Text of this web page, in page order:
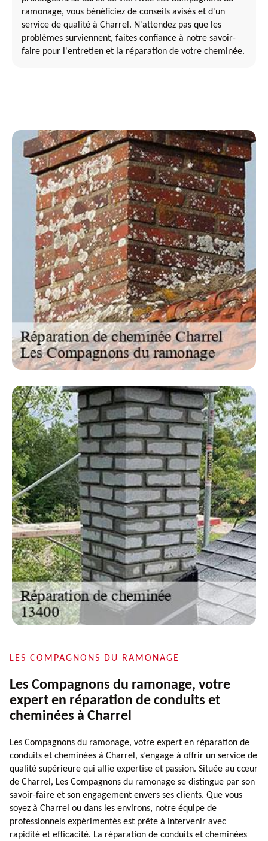
ramonage, vous bénéficiez de conseils avisés et d'un
service de qualité à Charrel. N'attendez pas que les
problèmes surviennent, faites confiance à notre savoir-
faire pour l'entretien et la réparation de votre cheminée.
LES COMPAGNONS DU RAMONAGE
Les Compagnons du ramonage, votre
expert en réparation de conduits et
cheminées à Charrel
Les Compagnons du ramonage, votre expert en réparation de
conduits et cheminées à Charrel, s’engage à offrir un service de
qualité supérieure qui allie expertise et passion. Située au cœur
de Charrel, Les Compagnons du ramonage se distingue par son
savoir-faire et son engagement envers ses clients. Que vous
soyez à Charrel ou dans les environs, notre équipe de
professionnels expérimentés est prête à intervenir avec
rapidité et efficacité. La réparation de conduits et cheminées